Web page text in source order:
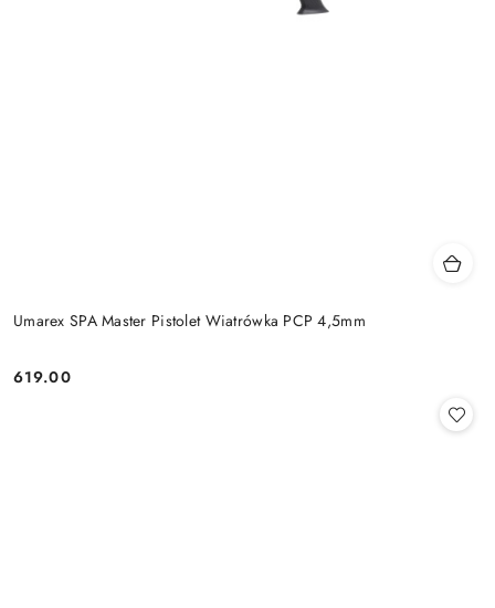
Umarex SPA Master Pistolet Wiatrówka PCP 4,5mm
Cena:
619.00